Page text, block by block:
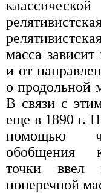
масса
и от
о продольной
В связи с
еще в 1890 г.
помощью
обобщения
точки ввел
поперечной